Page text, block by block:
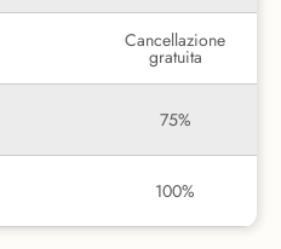
Cancellazione
gratuita
75%
100%